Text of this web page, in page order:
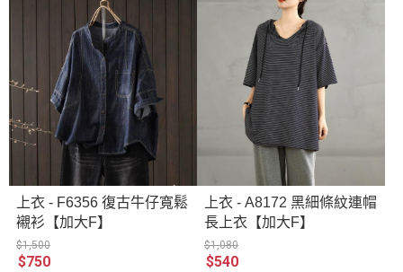
上衣 - F6356 復古牛仔寬鬆
襯衫【加大F】
$1,500
$750
上衣 - A8172 黑細條紋連帽
長上衣【加大F】
$1,080
$540